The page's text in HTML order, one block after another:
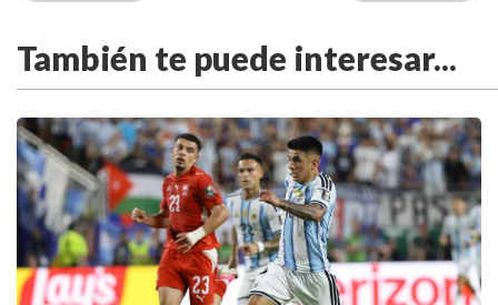
También te puede interesar...